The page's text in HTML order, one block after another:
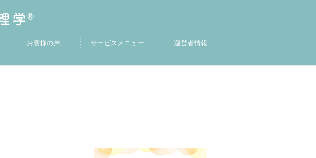
お客様の声 サービスメニュー 運営者情報